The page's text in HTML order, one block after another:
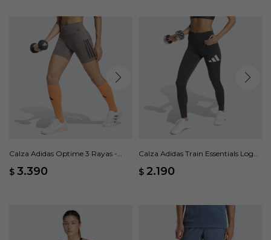
Calza Adidas Optime 3 Rayas -
$ 3.390
Calza Adidas Train Essentials Logo
$ 2.190